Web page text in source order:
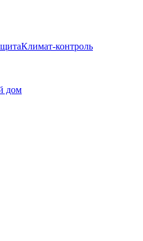
Климат-контроль
дом